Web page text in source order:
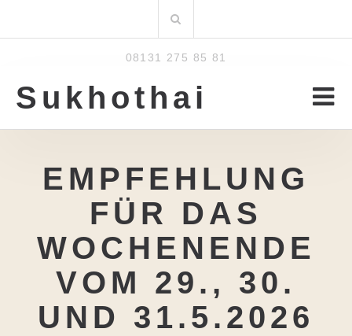
nach:
08131 275 85 81
Sukhothai
EMPFEHLUNG
FÜR DAS
WOCHENENDE
VOM 29., 30.
UND 31.5.2026